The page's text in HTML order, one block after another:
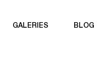
GALERIES BLOG